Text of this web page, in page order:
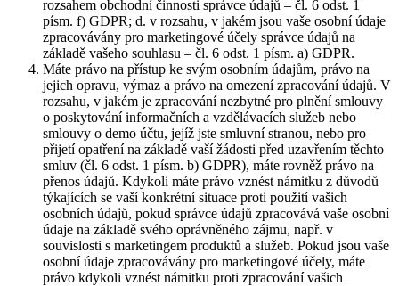
rozsahem obchodní činnosti správce údajů – čl. 6 odst. 1
písm. f) GDPR; d. v rozsahu, v jakém jsou vaše osobní údaje
zpracovávány pro marketingové účely správce údajů na
základě vašeho souhlasu – čl. 6 odst. 1 písm. a) GDPR.
Máte právo na přístup ke svým osobním údajům, právo na
jejich opravu, výmaz a právo na omezení zpracování údajů. V
rozsahu, v jakém je zpracování nezbytné pro plnění smlouvy
o poskytování informačních a vzdělávacích služeb nebo
smlouvy o demo účtu, jejíž jste smluvní stranou, nebo pro
přijetí opatření na základě vaší žádosti před uzavřením těchto
smluv (čl. 6 odst. 1 písm. b) GDPR), máte rovněž právo na
přenos údajů. Kdykoli máte právo vznést námitku z důvodů
týkajících se vaší konkrétní situace proti použití vašich
osobních údajů, pokud správce údajů zpracovává vaše osobní
údaje na základě svého oprávněného zájmu, např. v
souvislosti s marketingem produktů a služeb. Pokud jsou vaše
osobní údaje zpracovávány pro marketingové účely, máte
právo kdykoli vznést námitku proti zpracování vašich